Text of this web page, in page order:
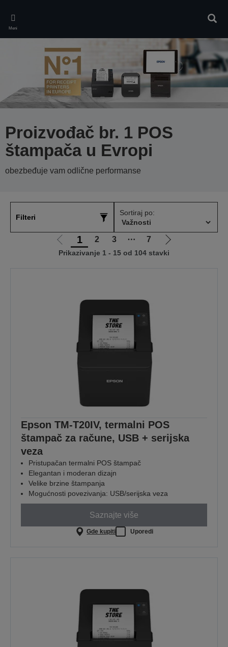
main
content
Meni
Proizvođač br. 1 POS
štampača u Evropi
obezbeđuje vam odlične performanse
Filteri
Sortiraj po:
Idi
na
1 2 3 ⋯ 7
Idi
na
Prikazivanje 1 - 15 od 104 stavki
Epson TM-T20IV, termalni POS
štampač za račune, USB + serijska
veza
Pristupačan termalni POS štampač
Elegantan i moderan dizajn
Velike brzine štampanja
Mogućnosti povezivanja: USB/serijska veza
Saznajte više
Gde kupiti Uporedi